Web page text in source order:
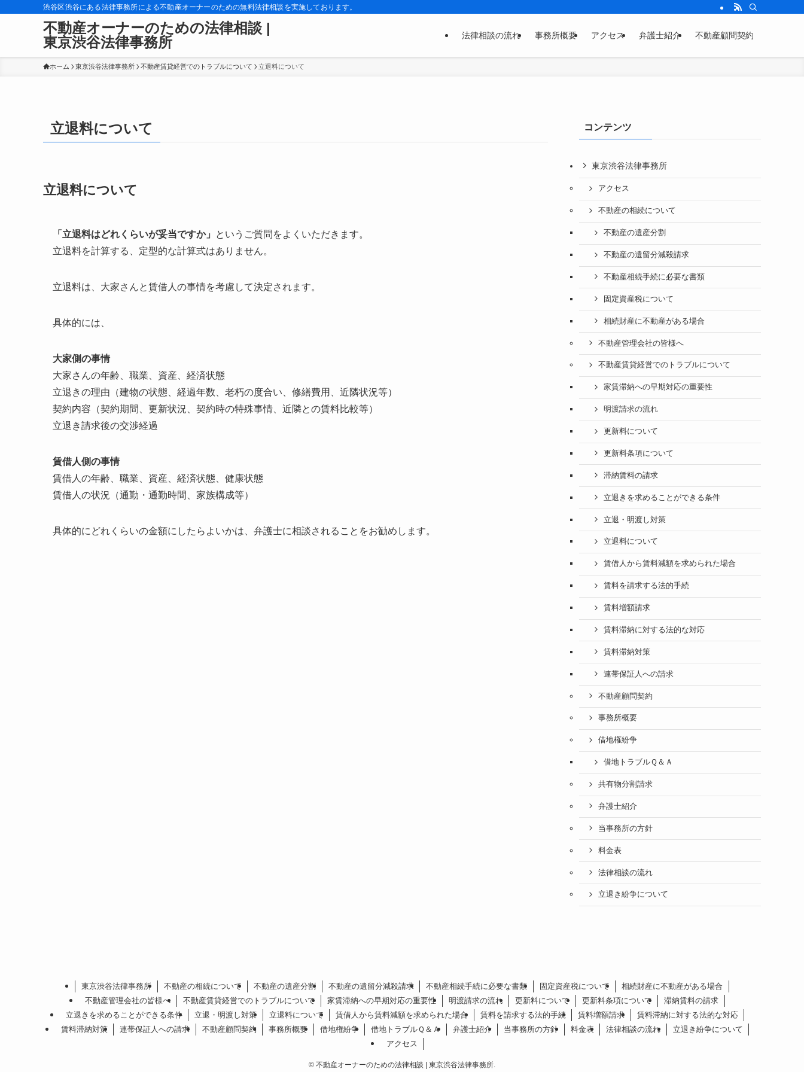
渋谷区渋谷にある法律事務所による不動産オーナーのための無料法律相談を実施しております。
不動産オーナーのための法律相談 |
東京渋谷法律事務所
法律相談の流れ 事務所概要 アクセス 弁護士紹介 不動産顧問契約
ホーム 東京渋谷法律事務所 不動産賃貸経営でのトラブルについて 立退料について
立退料について
立退料について
「立退料はどれくらいが妥当ですか」
というご質問をよくいただきます。
立退料を計算する、定型的な計算式はありません。
立退料は、大家さんと賃借人の事情を考慮して決定されます。
具体的には、
大家側の事情
大家さんの年齢、職業、資産、経済状態
立退きの理由（建物の状態、経過年数、老朽の度合い、修繕費用、近隣状況等）
契約内容（契約期間、更新状況、契約時の特殊事情、近隣との賃料比較等）
立退き請求後の交渉経過
賃借人側の事情
賃借人の年齢、職業、資産、経済状態、健康状態
賃借人の状況（通勤・通勤時間、家族構成等）
具体的にどれくらいの金額にしたらよいかは、弁護士に相談されることをお勧めします。
コンテンツ
東京渋谷法律事務所
アクセス
不動産の相続について
不動産の遺産分割
不動産の遺留分減殺請求
不動産相続手続に必要な書類
固定資産税について
相続財産に不動産がある場合
不動産管理会社の皆様へ
不動産賃貸経営でのトラブルについて
家賃滞納への早期対応の重要性
明渡請求の流れ
更新料について
更新料条項について
滞納賃料の請求
立退きを求めることができる条件
立退・明渡し対策
立退料について
賃借人から賃料減額を求められた場合
賃料を請求する法的手続
賃料増額請求
賃料滞納に対する法的な対応
賃料滞納対策
連帯保証人への請求
不動産顧問契約
事務所概要
借地権紛争
借地トラブルＱ＆Ａ
共有物分割請求
弁護士紹介
当事務所の方針
料金表
法律相談の流れ
立退き紛争について
東京渋谷法律事務所 不動産の相続について 不動産の遺産分割 不動産の遺留分減殺請求 不動産相続手続に必要な書類 固定資産税について
相続財産に不動産がある場合
不動産管理会社の皆様へ
不動産賃貸経営でのトラブルについて 家賃滞納への早期対応の重要性 明渡請求の流れ 更新料について 更新料条項について
滞納賃料の請求
立退きを求めることができる条件
立退・明渡し対策 立退料について 賃借人から賃料減額を求められた場合 賃料を請求する法的手続 賃料増額請求
賃料滞納に対する法的な対応
賃料滞納対策
連帯保証人への請求 不動産顧問契約 事務所概要 借地権紛争 借地トラブルＱ＆Ａ 弁護士紹介 当事務所の方針 料金表 法律相談の流れ
立退き紛争について
アクセス
© 不動産オーナーのための法律相談 | 東京渋谷法律事務所.